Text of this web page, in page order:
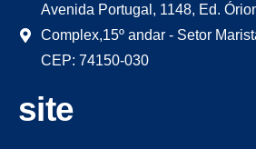
Avenida Portugal, 1148, Ed.
Complex,15º andar - Setor
CEP: 74150-030
site